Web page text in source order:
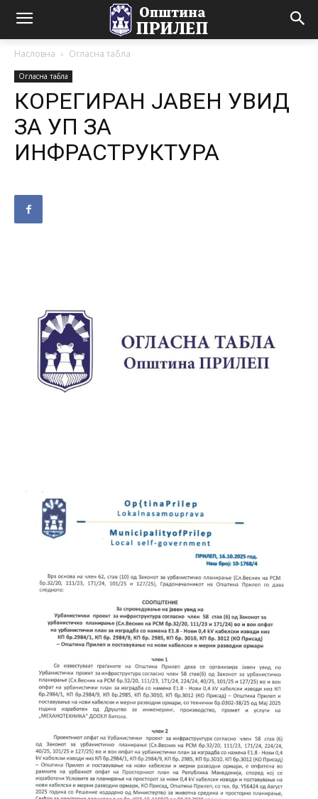
Насловна Огласна табла
Огласна табла
КОРЕГИРАН ЈАВЕН УВИД
ЗА УП ЗА
ИНФРАСТРУКТУРА